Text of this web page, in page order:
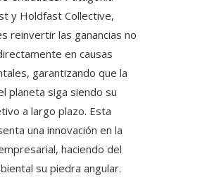
y Holdfast Collective,
reinvertir las ganancias no
en causas
garantizando que la
planeta siga siendo su
a largo plazo. Esta
una innovación en la
haciendo del
su piedra angular.